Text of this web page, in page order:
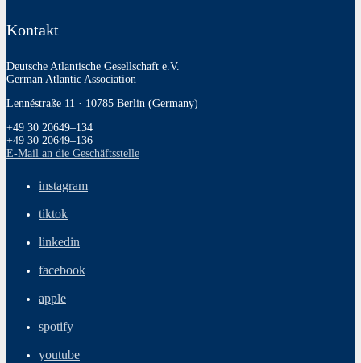
Kontakt
Deutsche Atlantische Gesellschaft e.V.
German Atlantic Association
Lennéstraße 11 · 10785 Berlin (Germany)
+49 30 20649–134
+49 30 20649–136
E‑Mail an die Geschäftsstelle
instagram
tiktok
linkedin
facebook
apple
spotify
youtube